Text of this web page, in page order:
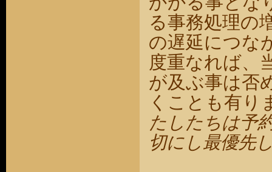
る事務処理の
の遅延につな
度重なれば、
が及ぶ事は否
くことも有り
たしたちは予
切にし最優先